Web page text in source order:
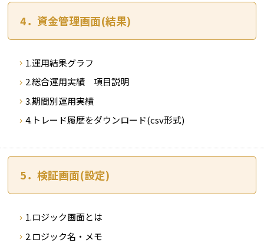
4．資金管理画面(結果)
1.運用結果グラフ
2.総合運用実績 項目説明
3.期間別運用実績
4.トレード履歴をダウンロード(csv形式)
5．検証画面(設定)
1.ロジック画面とは
2.ロジック名・メモ